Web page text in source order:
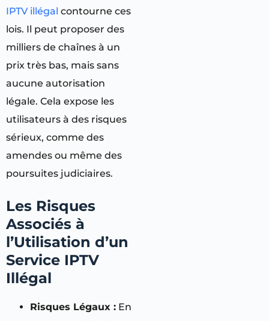
IPTV illégal contourne ces
lois. Il peut proposer des
milliers de chaînes à un
prix très bas, mais sans
aucune autorisation
légale. Cela expose les
utilisateurs à des risques
sérieux, comme des
amendes ou même des
poursuites judiciaires.
Les Risques
Associés à
l’Utilisation d’un
Service IPTV
Illégal
Risques Légaux : En